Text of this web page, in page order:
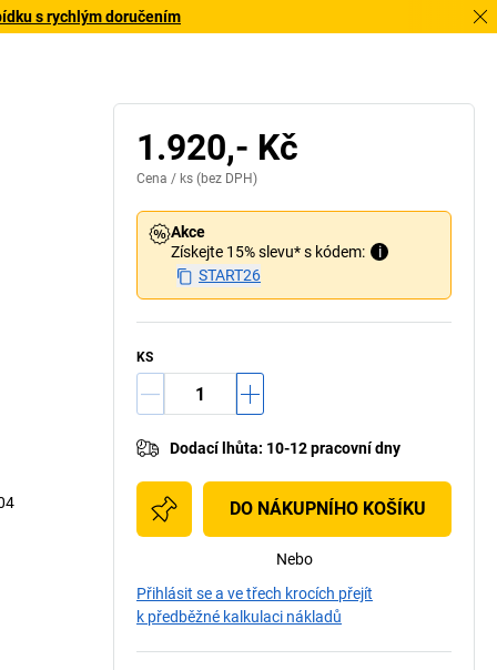
s rychlým doručením
1.920,- Kč
Cena / ks (bez DPH)
Akce
Získejte 15% slevu* s kódem:
i
START26
KS
Dodací lhůta: 10-12 pracovní dny
DO NÁKUPNÍHO KOŠÍKU
Nebo
Přihlásit se a ve třech krocích přejít
k předběžné kalkulaci nákladů